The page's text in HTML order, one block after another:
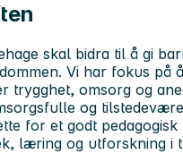
skal bidra til å gi
Vi har fokus
trygghet, omsorg og
og
for et godt
læring og utforskning i